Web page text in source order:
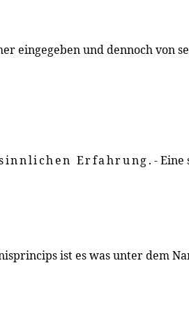
eingegeben und dennoch von
Erfahrung. -
ist es was unter dem